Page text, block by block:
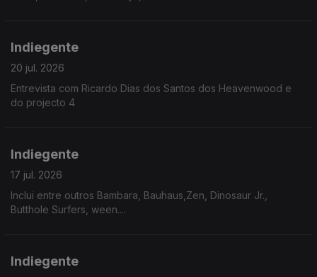
Indiegente
20 jul. 2026
Entrevista com Ricardo Dias dos Santos dos Heavenwood e
do projecto 4
Indiegente
17 jul. 2026
Inclui entre outros Bambara, Bauhaus,Zen, Dinosaur Jr.,
Butthole Surfers, ween....
Indiegente